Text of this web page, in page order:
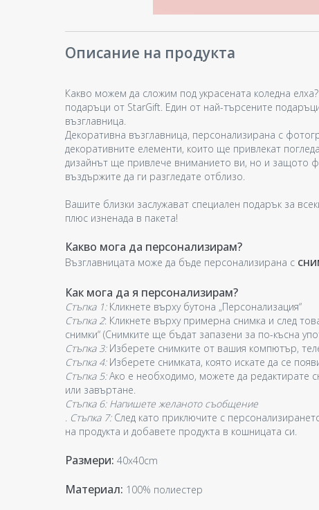
Описание на продукта
Какво можем да сложим под украсената коледна
подаръци от StarGift. Един от най-търсените
възглавница.
Декоративна възглавница, персонализирана с
декоративните елементи, които ще привлекат
дизайнът ще привлече вниманието ви, но и защото
въздържите да ги разгледате отблизо.
Вашите близки заслужават специален подарък за
плюс изненада в пакета!
Какво мога да персонализирам?
Възглавницата може да бъде персонализирана с
Как мога да я персонализирам?
Стъпка 1:Кликнете върху бутона „Персонализация“
Стъпка 2: Кликнете върху примерна снимка и след
снимки“ (Снимките ще бъдат запазени за по-късна
Стъпка 3:Изберете снимките от вашия компютър,
Стъпка 4:Изберете снимката, която искате да се
Стъпка 5:Ако е необходимо, можете да редактирате
или завъртане.
Стъпка 6: Напишете желаното съобщение
. Стъпка 7:След като приключите с
на продукта и добавете продукта в кошницата си.
Размери: 40x40cm
Материал: 100% полиестер